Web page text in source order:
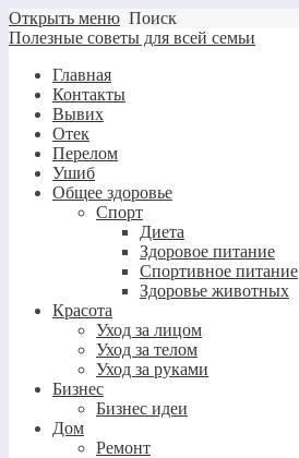
Открыть меню Поиск
Полезные советы для всей семьи
Главная
Контакты
Вывих
Отек
Перелом
Ушиб
Общее здоровье
Спорт
Диета
Здоровое питание
Спортивное питание
Здоровье животных
Красота
Уход за лицом
Уход за телом
Уход за руками
Бизнес
Бизнес идеи
Дом
Ремонт